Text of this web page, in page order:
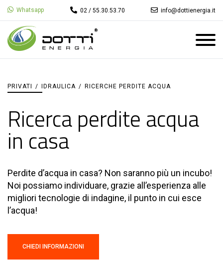
Whatsapp 02 / 55.30.53.70 info@dottienergia.it
PRIVATI / IDRAULICA / RICERCHE PERDITE ACQUA
Ricerca perdite acqua
in casa
Perdite d’acqua in casa? Non saranno più un incubo!
Noi possiamo individuare, grazie all’esperienza alle
migliori tecnologie di indagine, il punto in cui esce
l’acqua!
CHIEDI INFORMAZIONI